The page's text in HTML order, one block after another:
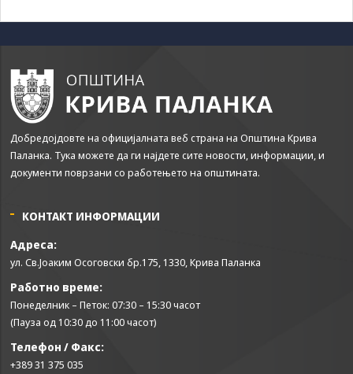
Добредојдовте на официјалната веб страна на Општина Крива
Паланка. Тука можете да ги најдете сите новости, информации, и
документи поврзани со работењето на општината.
КОНТАКТ ИНФОРМАЦИИ
Адреса:
ул. Св.Јоаким Осоговски бр.175, 1330, Крива Паланка
Работно време:
Понеделник – Петок: 07:30 – 15:30 часот
(Пауза од 10:30 до 11:00 часот)
Телефон / Факс:
+389 31 375 035
website.
Marketing
By sharing
increase the